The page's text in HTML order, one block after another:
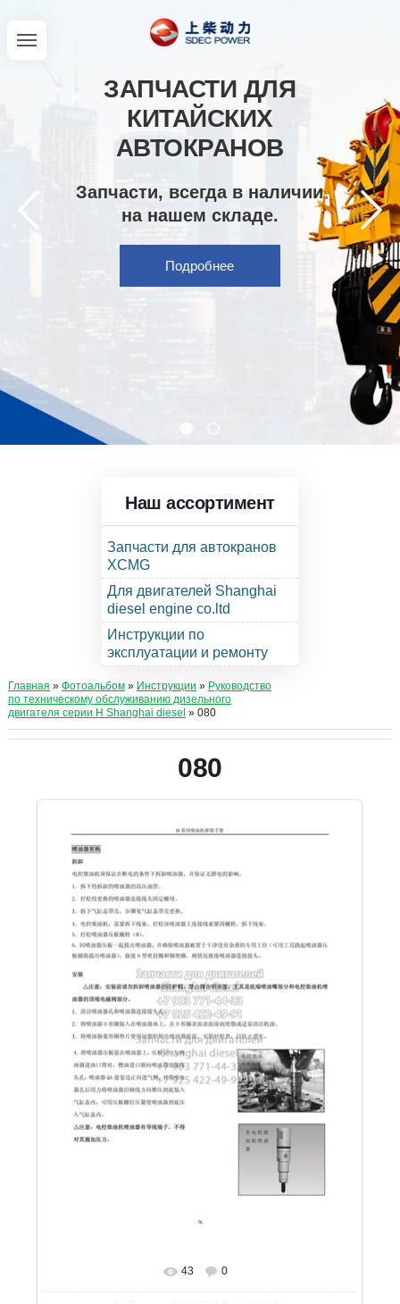
ЗАПЧАСТИ ДЛЯ
КИТАЙСКИХ
АВТОКРАНОВ
Запчасти, всегда в наличии
на нашем складе.
Подробнее
Наш ассортимент
Запчасти для автокранов
XCMG
Для двигателей Shanghai
diesel engine co.ltd
Инструкции по
эксплуатации и ремонту
Главная » Фотоальбом» Инструкции » Руководство
по техническому обслуживанию дизельного
двигателя серии Н Shanghai diesel » 080
080
В реальном размере 1131x1600
43 0